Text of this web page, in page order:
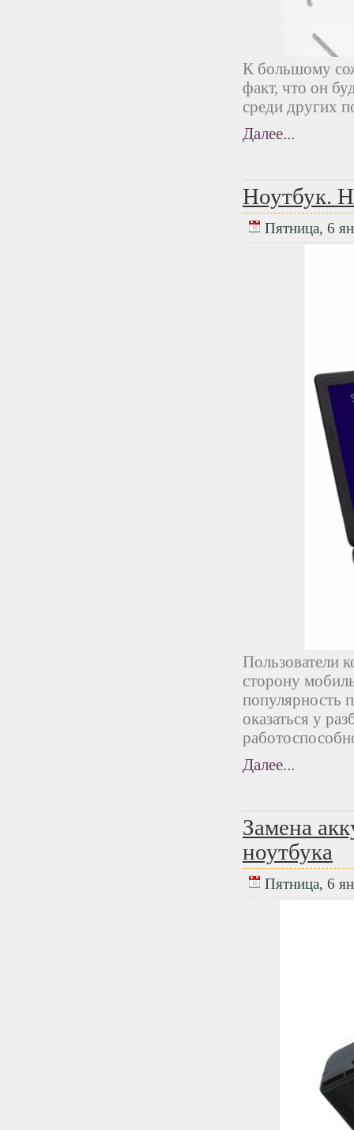
К большому
факт, что он
среди других
Далее...
Ноутбук.
Пятница, 6
Пользователи
сторону
популярность
оказаться у
Далее...
Замена
ноутбука
Пятница, 6